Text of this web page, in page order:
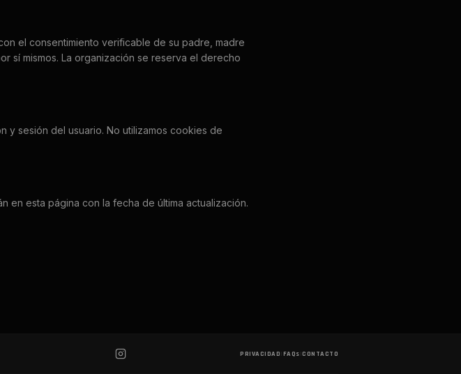
el consentimiento verificable de su padre, madre
sí mismos. La organización se reserva el derecho
y sesión del usuario. No utilizamos cookies de
en esta página con la fecha de última actualización.
PRIVACIDAD FAQs CONTACTO